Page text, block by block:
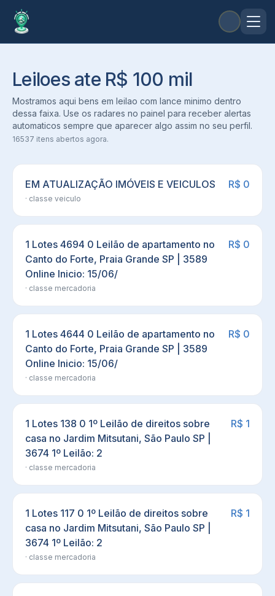
Leiloes ate R$ 100 mil
Mostramos aqui bens em leilao com lance minimo dentro
dessa faixa. Use os radares no painel para receber alertas
automaticos sempre que aparecer algo assim no seu perfil.
16537 itens abertos agora.
EM ATUALIZAÇÃO IMÓVEIS E VEICULOS
· classe veiculo
R$ 0
1 Lotes 4694 0 Leilão de apartamento no
Canto do Forte, Praia Grande SP | 3589
Online Inicio: 15/06/
· classe mercadoria
R$ 0
1 Lotes 4644 0 Leilão de apartamento no
Canto do Forte, Praia Grande SP | 3589
Online Inicio: 15/06/
· classe mercadoria
R$ 0
1 Lotes 138 0 1º Leilão de direitos sobre
casa no Jardim Mitsutani, São Paulo SP |
3674 1º Leilão: 2
· classe mercadoria
R$ 1
1 Lotes 117 0 1º Leilão de direitos sobre
casa no Jardim Mitsutani, São Paulo SP |
3674 1º Leilão: 2
· classe mercadoria
R$ 1